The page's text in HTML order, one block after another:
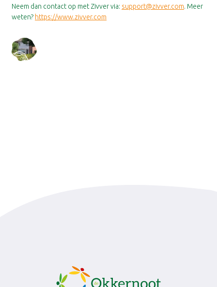
Neem dan contact op met Zivver via: support@zivver.com. Meer
weten? https://www.zivver.com